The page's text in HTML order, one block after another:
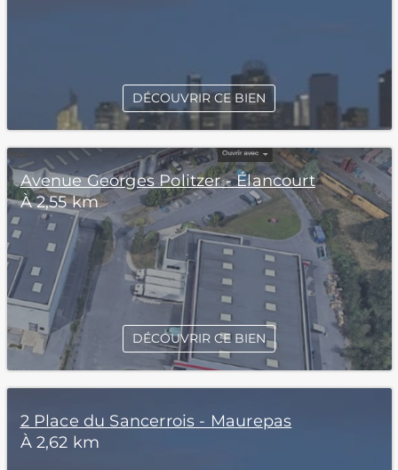
DÉCOUVRIR CE BIEN
Avenue Georges Politzer - Élancourt
À 2,55 km
DÉCOUVRIR CE BIEN
2 Place du Sancerrois - Maurepas
À 2,62 km